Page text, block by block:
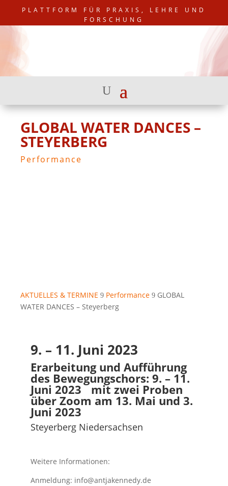
PLATTFORM FÜR PRAXIS, LEHRE UND
FORSCHUNG
GLOBAL WATER DANCES –
STEYERBERG
Performance
AKTUELLES & TERMINE 9 Performance 9 GLOBAL
WATER DANCES – Steyerberg
9. – 11. Juni 2023
Erarbeitung und Aufführung
des Bewegungschors: 9. – 11.
Juni 2023 mit zwei Proben
über Zoom am 13. Mai und 3.
Juni 2023
Steyerberg Niedersachsen
Weitere Informationen:
Anmeldung: info@antjakennedy.de